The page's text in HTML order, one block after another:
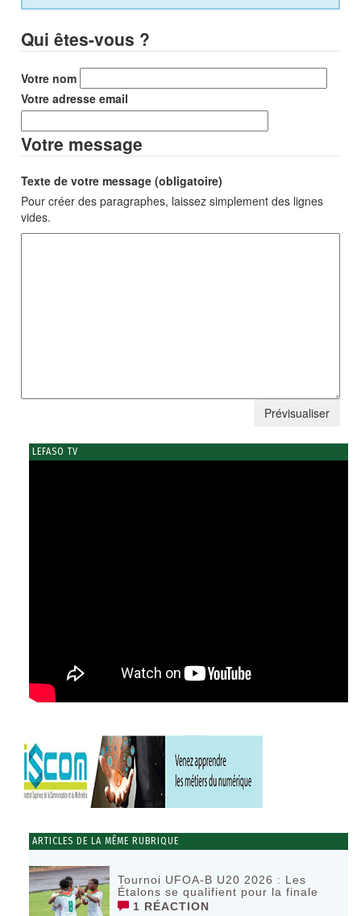
Qui êtes-vous ?
Votre nom
Votre adresse email
Votre message
Texte de votre message (obligatoire)
Pour créer des paragraphes, laissez simplement des lignes
vides.
LEFASO TV
ARTICLES DE LA MÊME RUBRIQUE
Tournoi UFOA-B U20 2026 : Les
Étalons se qualifient pour la finale
1 RÉACTION